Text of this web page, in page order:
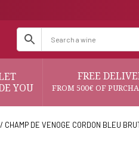
YOU
FREE
FROM 500€ OF
/ CHAMP DE VENOGE CORDON BLEU